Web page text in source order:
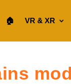
🏠︎ VR & XR